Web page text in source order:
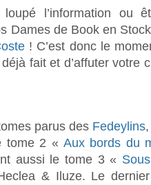
loupé l’information ou
Dames de Book en
! C’est donc le
fait et d’affuter votre
parus des Fedeylins
2 « Aux bords du
aussi le tome 3 «
& Iluze. Le